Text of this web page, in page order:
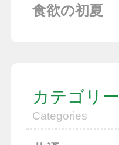
食欲の初夏
カテゴリー
Categories